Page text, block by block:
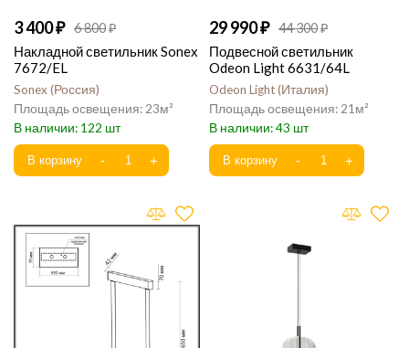
3 400 6 800
Накладной светильник Sonex
7672/EL
Sonex Россия
23
122
29 990 44 300
Подвесной светильник
Odeon Light 6631/64L
Odeon Light Италия
21
43